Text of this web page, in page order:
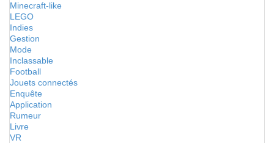
Minecraft-like
LEGO
Indies
Gestion
Mode
Inclassable
Football
Jouets connectés
Enquête
Application
Rumeur
Livre
VR